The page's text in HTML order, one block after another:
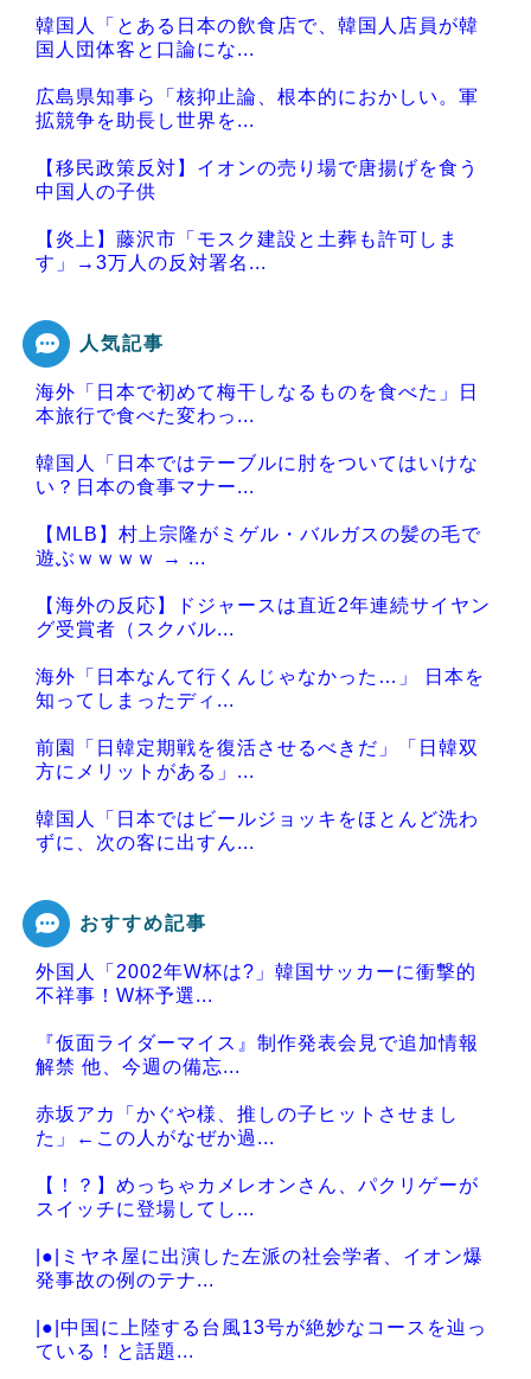
韓国人「とある日本の飲食店で、韓国人店員が韓
国人団体客と口論にな...
広島県知事ら「核抑止論、根本的におかしい。軍
拡競争を助長し世界を...
【移民政策反対】イオンの売り場で唐揚げを食う
中国人の子供
【炎上】藤沢市「モスク建設と土葬も許可しま
す」→3万人の反対署名...
Powered by livedoor 相互RSS
人気記事
海外「日本で初めて梅干しなるものを食べた」日
本旅行で食べた変わっ...
韓国人「日本ではテーブルに肘をついてはいけな
い？日本の食事マナー...
【MLB】村上宗隆がミゲル・バルガスの髪の毛で
遊ぶｗｗｗｗ → ...
【海外の反応】ドジャースは直近2年連続サイヤン
グ受賞者（スクバル...
海外「日本なんて行くんじゃなかった…」 日本を
知ってしまったディ...
前園「日韓定期戦を復活させるべきだ」「日韓双
方にメリットがある」...
韓国人「日本ではビールジョッキをほとんど洗わ
ずに、次の客に出すん...
Powered by livedoor 相互RSS
おすすめ記事
外国人「2002年W杯は?」韓国サッカーに衝撃的
不祥事！W杯予選...
『仮面ライダーマイス』制作発表会見で追加情報
解禁 他、今週の備忘...
赤坂アカ「かぐや様、推しの子ヒットさせまし
た」←この人がなぜか過...
【！？】めっちゃカメレオンさん、パクリゲーが
スイッチに登場してし...
|●|ミヤネ屋に出演した左派の社会学者、イオン爆
発事故の例のテナ...
|●|中国に上陸する台風13号が絶妙なコースを辿っ
ている！と話題...